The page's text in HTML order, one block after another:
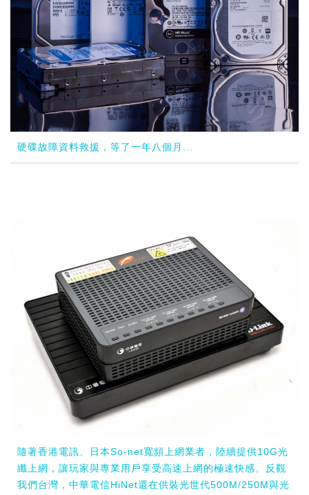
硬碟故障資料救援，等了一年八個月...
隨著香港電訊、日本So-net寬頻上網業者，陸續提供10G光
纖上網，讓玩家與專業用戶享受高速上網的極速快感。反觀
我們台灣，中華電信HiNet還在供裝光世代500M/250M與光